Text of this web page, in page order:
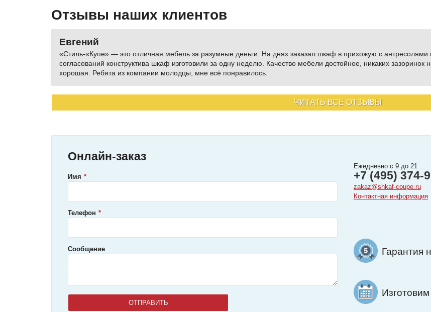
Отзывы наших клиентов
Евгений
«Стиль-«Купе» — это отличная мебель за разумные деньги. На днях заказал шкаф в прихожую с
согласований конструктива шкаф изготовили за одну неделю. Качество мебели достойное, никаких зазоринок
хорошая. Ребята из компании молодцы, мне всё понравилось.
ЧИТАТЬ ВСЕ ОТЗЫВЫ
Онлайн-заказ
Имя
Телефон
Сообщение
Ежедневно с 9 до 21
+7 (495) 374-
zakaz@shkaf-coupe.ru
Контактная информация
Гарантия